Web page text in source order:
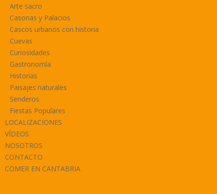
Arte sacro
Casonas y Palacios
Cascos urbanos con historia
Cuevas
Curiosidades
Gastronomía
Historias
Paisajes naturales
Senderos
Fiestas Populares
LOCALIZACIONES
VÍDEOS
NOSOTROS
CONTACTO
COMER EN CANTABRIA